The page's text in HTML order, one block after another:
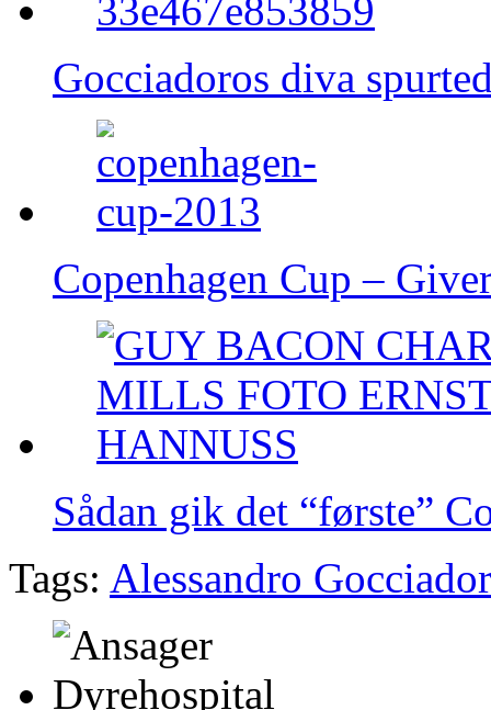
Gocciadoros diva
Copenhagen Cup –
Sådan gik det “første”
Tags: Alessandro